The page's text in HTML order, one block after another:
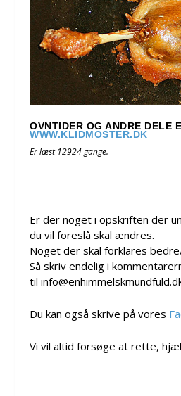
OVNTIDER OG ANDRE DELE
WWW.KLIDMOSTER.DK
Er læst 12924 gange.
Er der noget i opskriften der
du vil foreslå skal ændres.
Noget der skal forklares
Så skriv endelig i
til
Du kan også skrive på vores
Vi vil altid forsøge at rette,